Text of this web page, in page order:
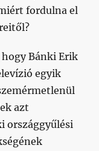
fordulna el
Bánki Erik
egyik
azt
országgyűlési